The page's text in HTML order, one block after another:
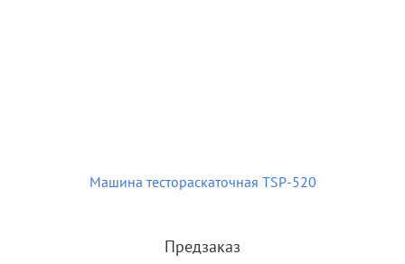
Машина тестораскаточная TSP-520
Предзаказ